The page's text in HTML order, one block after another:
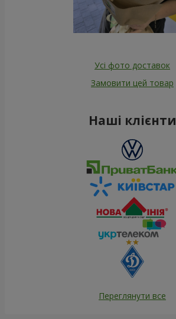
Усі фото доставок
Замовити цей товар
Наші клієнти
Переглянути все